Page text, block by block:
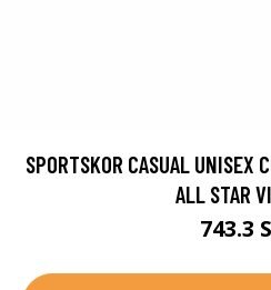
SPORTSKOR CASUAL UNISEX
ALL STAR
743.3